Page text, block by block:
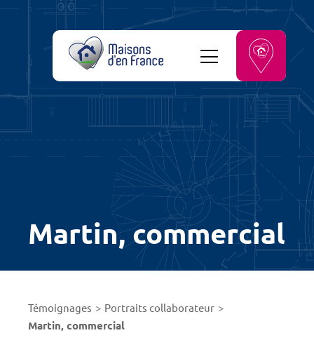
Martin, commercial
Témoignages Portraits collaborateur
Martin, commercial